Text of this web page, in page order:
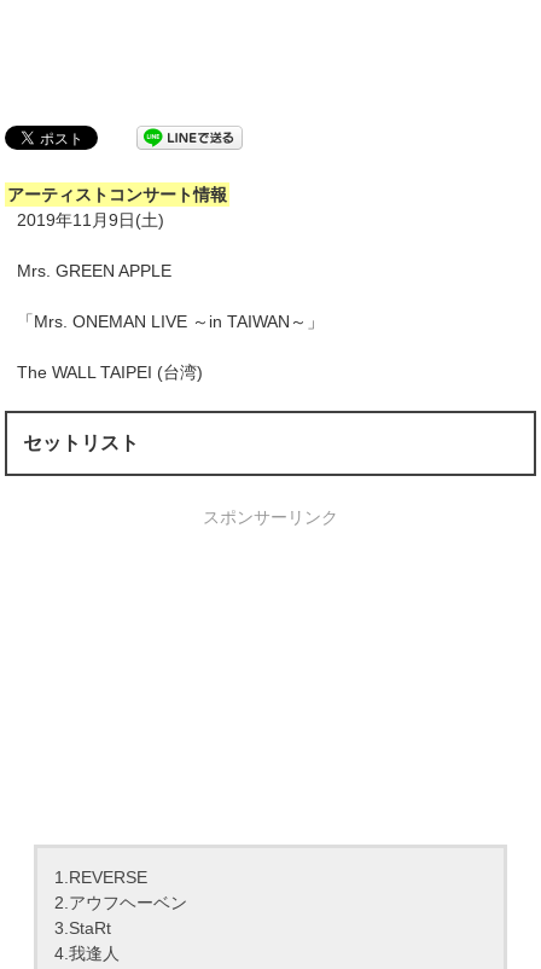
アーティストコンサート情報
2019年11月9日(土)
Mrs. GREEN APPLE
「Mrs. ONEMAN LIVE ～in TAIWAN～」
The WALL TAIPEI (台湾)
セットリスト
スポンサーリンク
1.REVERSE
2.アウフヘーベン
3.StaRt
4.我逢人